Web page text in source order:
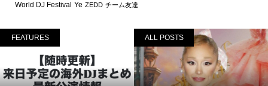
World DJ Festival Ye ZEDD チーム友達
FEATURES ALL POSTS